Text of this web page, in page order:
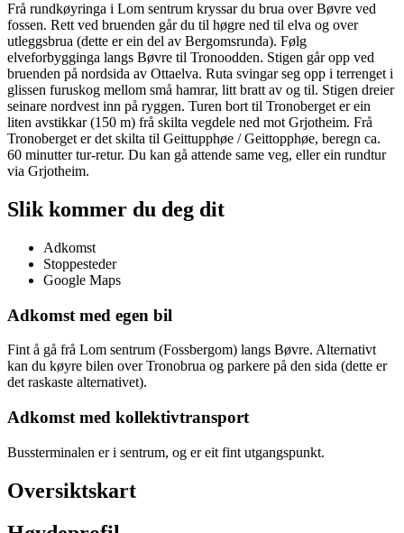
Frå rundkøyringa i Lom sentrum kryssar du brua over Bøvre ved
fossen. Rett ved bruenden går du til høgre ned til elva og over
utleggsbrua (dette er ein del av Bergomsrunda). Følg
elveforbygginga langs Bøvre til Tronoodden. Stigen går opp ved
bruenden på nordsida av Ottaelva. Ruta svingar seg opp i terrenget i
glissen furuskog mellom små hamrar, litt bratt av og til. Stigen dreier
seinare nordvest inn på ryggen. Turen bort til Tronoberget er ein
liten avstikkar (150 m) frå skilta vegdele ned mot Grjotheim. Frå
Tronoberget er det skilta til Geittupphøe / Geittopphøe, beregn ca.
60 minutter tur-retur. Du kan gå attende same veg, eller ein rundtur
via Grjotheim.
Slik kommer du deg dit
Adkomst
Stoppesteder
Google Maps
Adkomst med egen bil
Fint å gå frå Lom sentrum (Fossbergom) langs Bøvre. Alternativt
kan du køyre bilen over Tronobrua og parkere på den sida (dette er
det raskaste alternativet).
Adkomst med kollektivtransport
Bussterminalen er i sentrum, og er eit fint utgangspunkt.
Oversiktskart